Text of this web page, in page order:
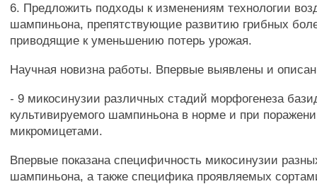
6. Предложить подходы к изменениям технологии
шампиньона, препятствующие развитию грибных
приводящие к уменьшению потерь урожая.
Научная новизна работы. Впервые выявлены и
- 9 микосинузии различных стадий морфогенеза
культивируемого шампиньона в норме и при
микромицетами.
Впервые показана специфичность микосинузии
шампиньона, а также специфика проявляемых